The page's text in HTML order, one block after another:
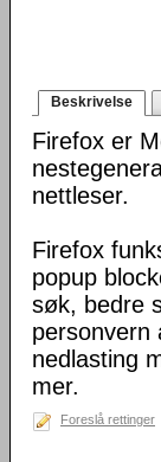
Beskrivelse
Firefox er
nettleser.
Firefox
popup
søk, bedre
personvern
nedlasting
mer.
Foreslå rettinger